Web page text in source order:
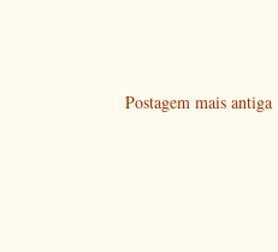
Postagem mais antiga